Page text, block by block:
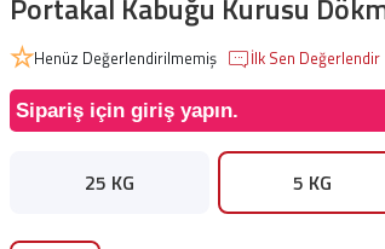
Henüz Değerlendirilmemiş İlk Sen Değerlendir
Sipariş için giriş yapın.
25 KG 5 KG